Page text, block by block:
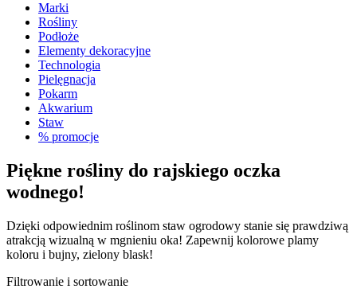
Marki
Rośliny
Podłoże
Elementy dekoracyjne
Technologia
Pielęgnacja
Pokarm
Akwarium
Staw
% promocje
Piękne rośliny do rajskiego oczka
wodnego!
Dzięki odpowiednim roślinom staw ogrodowy stanie się prawdziwą
atrakcją wizualną w mgnieniu oka! Zapewnij kolorowe plamy
koloru i bujny, zielony blask!
Filtrowanie i sortowanie